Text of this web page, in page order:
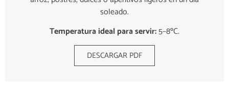
soleado.
Temperatura ideal para servir:5–8ºC.
DESCARGAR PDF